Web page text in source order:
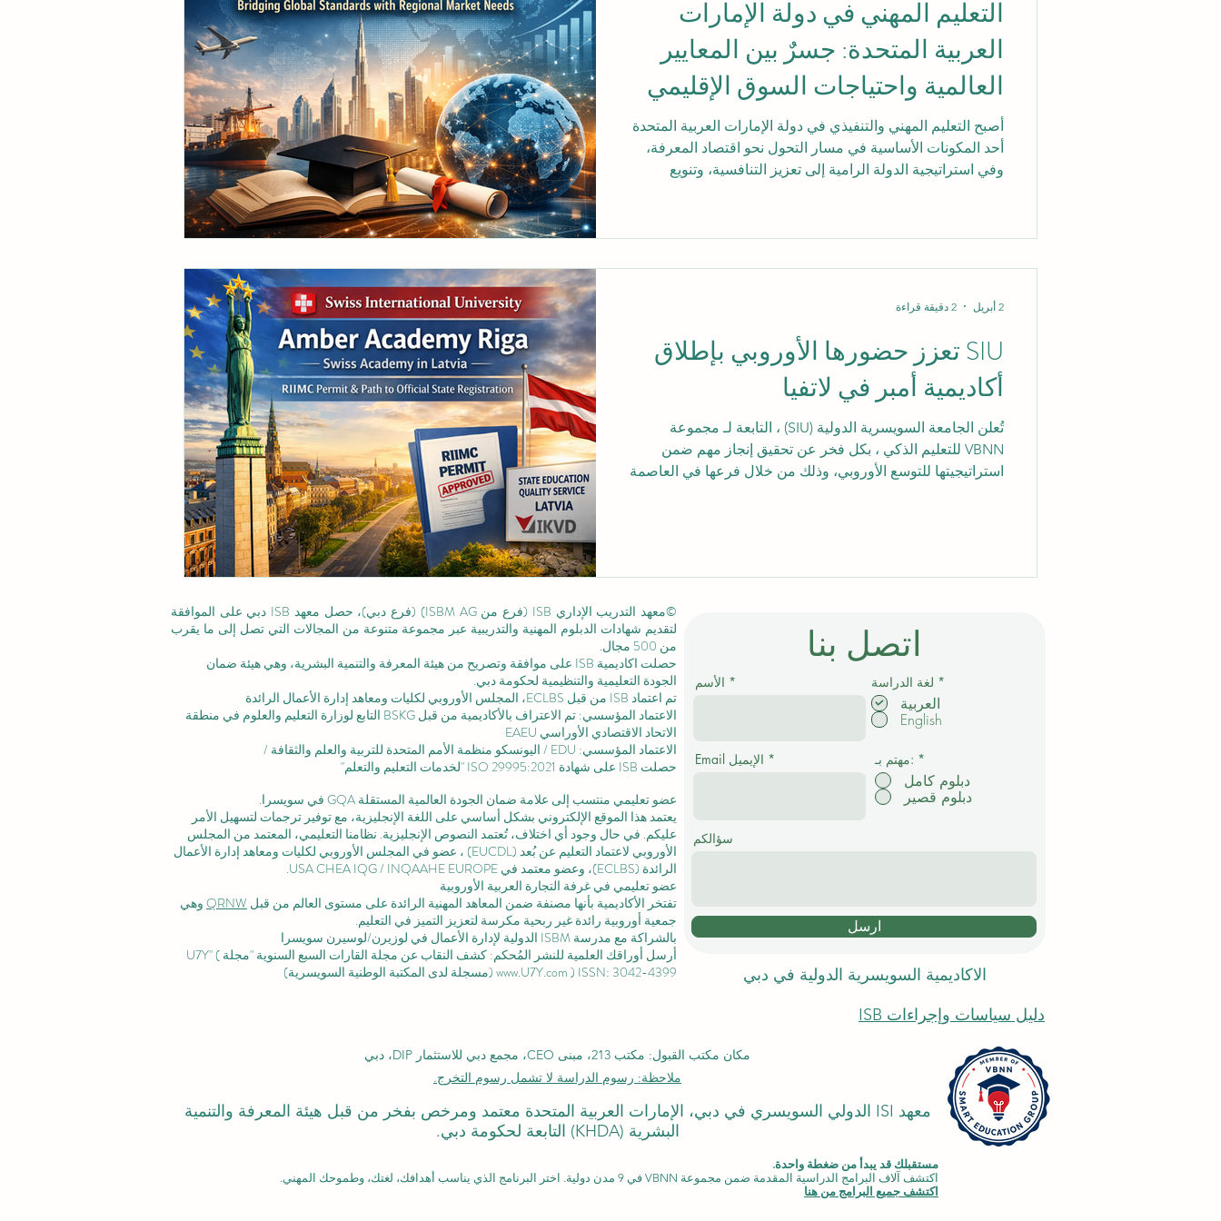
التعليم المهني في دولة الإمارات
العربية المتحدة: جسرٌ بين المعايير
العالمية واحتياجات السوق الإقليمي
أصبح التعليم المهني والتنفيذي في دولة الإمارات العربية المتحدة
أحد المكونات الأساسية في مسار التحول نحو اقتصاد المعرفة،
وفي استراتيجية الدولة الرامية إلى تعزيز التنافسية، وتنويع
وظهور أنماط جديدة من العمل، وتزايد الحاجة إلى مهارات قيادية
المهني بوصفه صي
SIU تعزز حضورها الأوروبي بإطلاق
أكاديمية أمبر في لاتفيا
تُعلن الجامعة السويسرية الدولية (SIU) ، التابعة لـ مجموعة
VBNN للتعليم الذكي ، بكل فخر عن تحقيق إنجاز مهم ضمن
استراتيجيتها للتوسع الأوروبي، وذلك من خلال فرعها في العاصمة
المنهجي (RIIMC) لتقديم برامج التعليم غير النظامي (Ref. No.
2 أبريل 2 دقيقة قراءة
©معهد التدريب الإداري ISB (فرع من ISBM AG) (فرع دبي)، حصل معهد ISB دبي على الموافقة
لتقديم شهادات الدبلوم المهنية والتدريبية عبر مجموعة متنوعة من المجالات التي تصل إلى ما يقرب
من 500 مجال.
حصلت اكاديمية ISB على موافقة وتصريح من
هيئة المعرفة والتنمية البشرية، وهي هيئة ضمان
الجودة التعليمية والتنظيمية لحكومة دبي.
تم اعتماد ISB من قبل ECLBS،
المجلس الأوروبي لكليات ومعاهد إدارة الأعمال الرائدة
الاعتماد المؤسسي: تم الاعتراف بالأكاديمية من قبل BSKG التابع لوزارة التعليم والعلوم في منطقة
الاتحاد الاقتصادي الأوراسي EAEU
الاعتماد المؤسسي: EDU / اليونسكو منظمة الأمم المتحدة للتربية والعلم والثقافة /
حصلت ISB على
شهادة ISO 29995:2021
"لخدمات التعليم والتعلم"
عضو تعليمي منتسب إلى علامة ضمان الجودة العالمية المستقلة GQA في سويسرا.
يعتمد هذا الموقع الإلكتروني بشكل أساسي على اللغة الإنجليزية، مع توفير ترجمات لتسهيل الأمر
عليكم. في حال وجود أي اختلاف، تُعتمد النصوص الإنجليزية. نظامنا التعليمي، المعتمد من المجلس
الأوروبي لاعتماد التعليم عن بُعد (EUCDL)
، عضو في المجلس الأوروبي لكليات ومعاهد إدارة الأعمال
الرائدة (ECLBS)، وعضو معتمد في USA CHEA IQG / INQAAHE EUROPE.
عضو تعليمي في غرفة التجارة العربية الأوروبية
تفتخر الأكاديمية بأنها مصنفة ضمن المعاهد المهنية الرائدة على مستوى العالم من قبل QRNW وهي
جمعية أوروبية رائدة غير ربحية مكرسة لتعزيز التميز في التعليم.
بالشراكة مع مدرسة ISBM الدولية لإدارة الأعمال في
لوزيرن/لوسيرن سويسرا
أرسل أوراقك العلمية للنشر المُحكم: كشف النقاب عن مجلة القارات السبع السنوية "مجلة U7Y" (
www.U7Y.com ) ISSN: 3042-4399 (مسجلة لدى المكتبة الوطنية السويسرية)
اتصل بنا
الأسم لغة الدراسة *
العربية
English
Email الإيميل مهتم بـ: *
دبلوم كامل
دبلوم قصير
سؤالكم
ارسل
الاكاديمية السويسرية الدولية في دبي
دليل سياسات وإجراءات ISB
مكان مكتب القبول: مكتب 213، مبنى CEO، مجمع دبي للاستثمار DIP، دبي
ملاحظة: رسوم الدراسة لا تشمل رسوم التخرج.
معهد ISI الدولي السويسري في دبي، الإمارات العربية المتحدة معتمد ومرخص بفخر من قبل هيئة المعرفة والتنمية
البشرية (KHDA) التابعة لحكومة دبي.
مستقبلك قد يبدأ من ضغطة واحدة.
اكتشف آلاف البرامج الدراسية المقدمة ضمن مجموعة VBNN في 9 مدن دولية. اختر البرنامج الذي يناسب أهدافك، لغتك، وطموحك المهني.
اكتشف جميع البرامج من هنا